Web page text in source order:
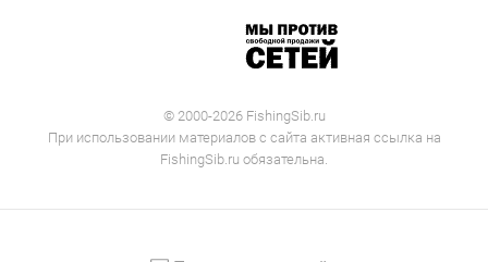
© 2000-2026 FishingSib.ru
При использовании материалов с сайта активная ссылка на
FishingSib.ru обязательна.